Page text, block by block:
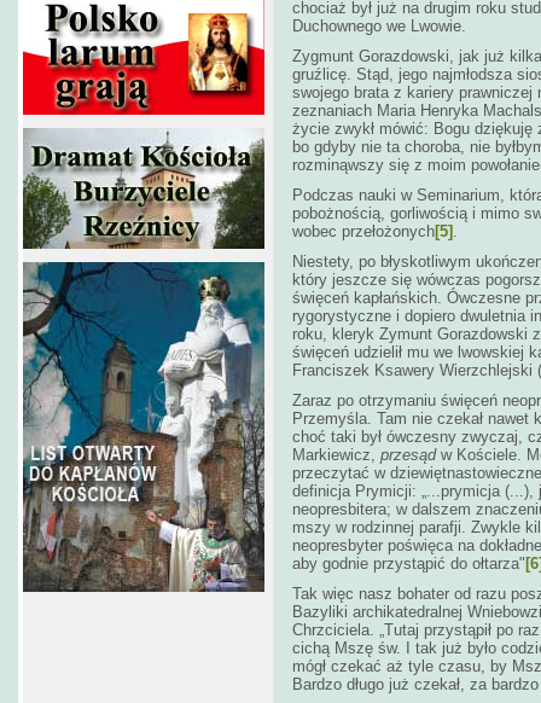
chociaż był już na drugim roku
Duchownego we Lwowie.
Zygmunt Gorazdowski, jak już
gruźlicę. Stąd, jego najmłodsza
swojego brata z kariery prawniczej
zeznaniach Maria Henryka
życie zwykł mówić: Bogu dziękuję
bo gdyby nie ta choroba, nie
rozminąwszy się z moim
Podczas nauki w Seminarium,
pobożnością, gorliwością i mimo
wobec przełożonych[5] .
Niestety, po błyskotliwym
który jeszcze się wówczas
święceń kapłańskich. Ówczesne
rygorystyczne i dopiero dwuletnia
roku, kleryk Zymunt Gorazdowski
święceń udzielił mu we lwowskiej
Franciszek Ksawery Wierzchlejski
Zaraz po otrzymaniu święceń
Przemyśla. Tam nie czekał
choć taki był ówczesny zwyczaj,
Markiewicz, przesądw Kościele.
przeczytać w
definicja Prymicji: „...prymicja
neopresbitera; w dalszem
mszy w rodzinnej parafji. Zwykle
neopresbyter poświęca na
aby godnie przystąpić do ołtarza"
Tak więc nasz bohater od razu
Bazyliki archikatedralnej
Chrzciciela. „Tutaj przystąpił po
cichą Mszę św. I tak już było
mógł czekać aż tyle czasu, by
Bardzo długo już czekał, za